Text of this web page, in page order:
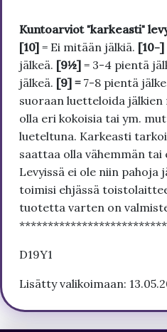
Kuntoarviot "karkeasti"
[10] = Ei mitään jälkiä. [10-]
jälkeä. [9½] = 3-4 pientä
jälkeä. [9] = 7-8 pientä
suoraan luetteloida jälkien
olla eri kokoisia tai ym.
lueteltuna. Karkeasti
saattaa olla vähemmän tai
Levyissä ei ole niin pahoja
toimisi ehjässä
tuotetta varten on
**************************
D19Y1
Lisätty valikoimaan: